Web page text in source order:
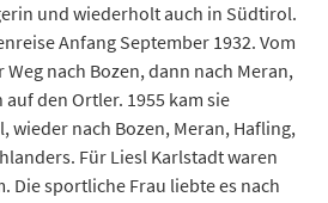
und wiederholt auch in Südtirol.
Anfang September 1932. Vom
nach Bozen, dann nach Meran,
den Ortler. 1955 kam sie
wieder nach Bozen, Meran, Hafling,
Für Liesl Karlstadt waren
Die sportliche Frau liebte es nach